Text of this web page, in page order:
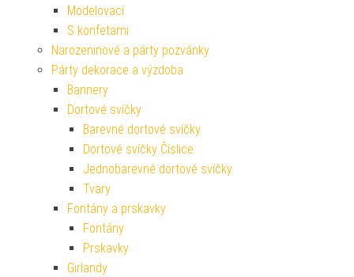
Modelovací
S konfetami
Narozeninové a párty pozvánky
Párty dekorace a výzdoba
Bannery
Dortové svíčky
Barevné dortové svíčky
Dortové svíčky Číslice
Jednobarevné dortové svíčky
Tvary
Fontány a prskavky
Fontány
Prskavky
Girlandy